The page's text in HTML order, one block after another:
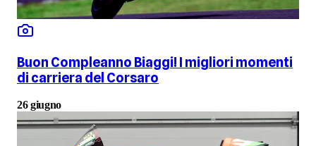
Buon Compleanno Biaggi! I migliori momenti
di carriera del Corsaro
26 giugno